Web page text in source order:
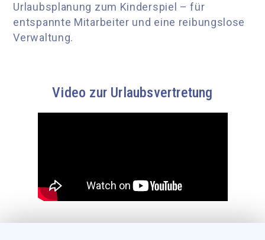
Urlaubsplanung zum Kinderspiel – für
entspannte Mitarbeiter und eine reibungslose
Verwaltung.
Video zur Urlaubsvertretung